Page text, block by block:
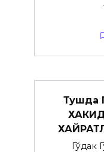
Тушда
Гўдак